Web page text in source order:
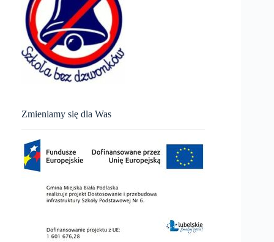
Zmieniamy się dla Was